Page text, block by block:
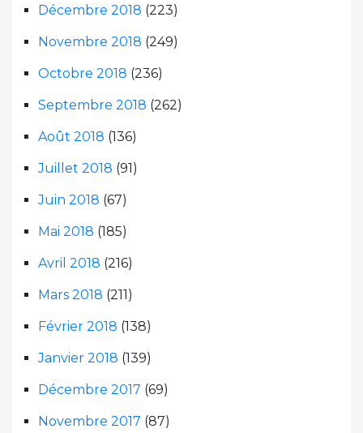
Décembre 2018 (223)
Novembre 2018 (249)
Octobre 2018 (236)
Septembre 2018 (262)
Août 2018 (136)
Juillet 2018 (91)
Juin 2018 (67)
Mai 2018 (185)
Avril 2018 (216)
Mars 2018 (211)
Février 2018 (138)
Janvier 2018 (139)
Décembre 2017 (69)
Novembre 2017 (87)